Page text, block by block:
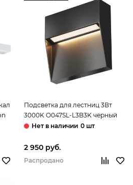
Подсветка для лестниц 3Вт
3000K O047SL-L3B3K черный
Mane Outdoor Мaytoni
0 шт
2 950 руб.
Распродано